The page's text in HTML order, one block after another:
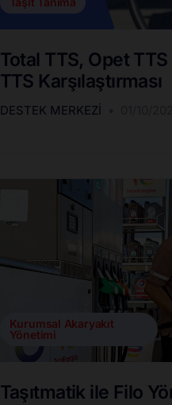
Total TTS, Opet
TTS Karşılaştırması
DESTEK MERKEZI
Kurumsal Akaryakıt
Yönetimi
Taşıtmatik ile Filo